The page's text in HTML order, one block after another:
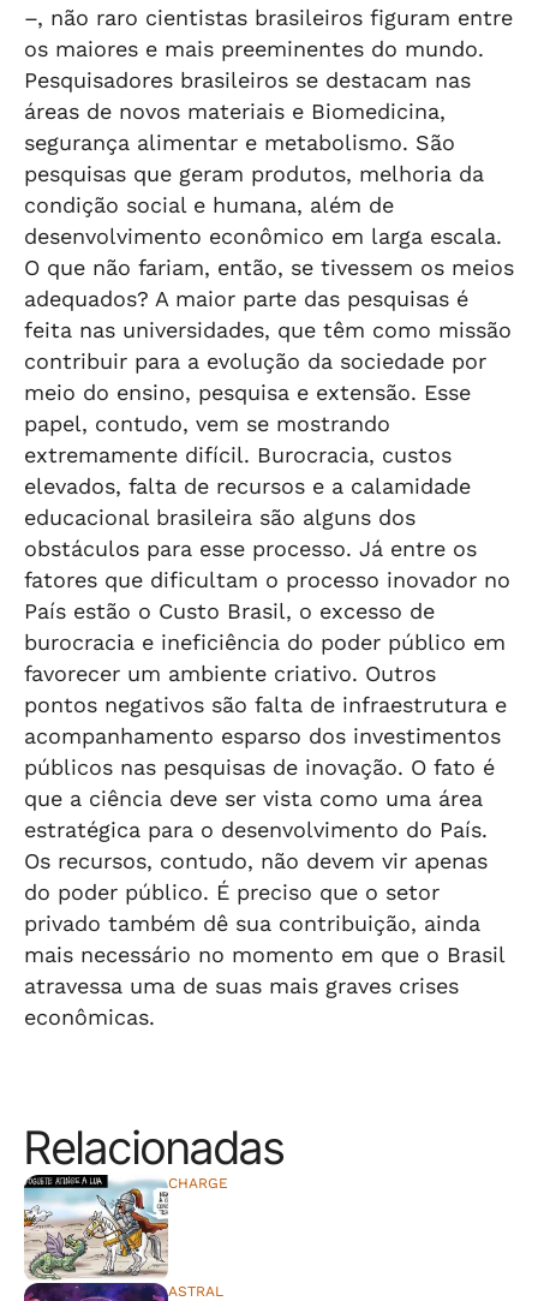
–, não raro cientistas brasileiros figuram entre
os maiores e mais preeminentes do mundo.
Pesquisadores brasileiros se destacam nas
áreas de novos materiais e Biomedicina,
segurança alimentar e metabolismo. São
pesquisas que geram produtos, melhoria da
condição social e humana, além de
desenvolvimento econômico em larga escala.
O que não fariam, então, se tivessem os meios
adequados? A maior parte das pesquisas é
feita nas universidades, que têm como missão
contribuir para a evolução da sociedade por
meio do ensino, pesquisa e extensão. Esse
papel, contudo, vem se mostrando
extremamente difícil. Burocracia, custos
elevados, falta de recursos e a calamidade
educacional brasileira são alguns dos
obstáculos para esse processo. Já entre os
fatores que dificultam o processo inovador no
País estão o Custo Brasil, o excesso de
burocracia e ineficiência do poder público em
favorecer um ambiente criativo. Outros
pontos negativos são falta de infraestrutura e
acompanhamento esparso dos investimentos
públicos nas pesquisas de inovação. O fato é
que a ciência deve ser vista como uma área
estratégica para o desenvolvimento do País.
Os recursos, contudo, não devem vir apenas
do poder público. É preciso que o setor
privado também dê sua contribuição, ainda
mais necessário no momento em que o Brasil
atravessa uma de suas mais graves crises
econômicas.
Relacionadas
CHARGE
ASTRAL